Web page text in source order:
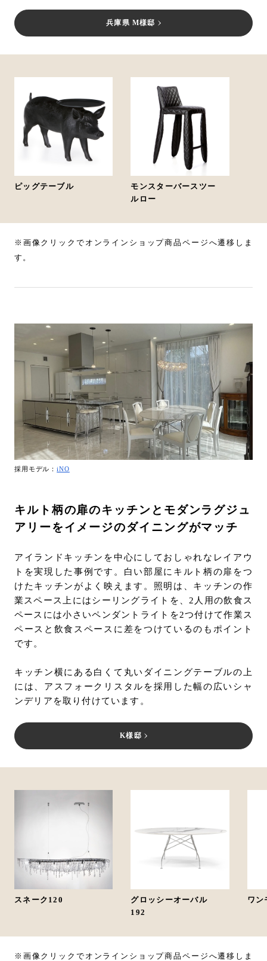
兵庫県 M様邸
ピッグテーブル
モンスターバースツー
ルロー
※画像クリックでオンラインショップ商品ページへ遷移しま
す。
採用モデル：iNO
キルト柄の扉のキッチンとモダンラグジュ
アリーをイメージのダイニングがマッチ
アイランドキッチンを中心にしておしゃれなレイアウ
トを実現した事例です。白い部屋にキルト柄の扉をつ
けたキッチンがよく映えます。照明は、キッチンの作
業スペース上にはシーリングライトを、2人用の飲食ス
ペースには小さいペンダントライトを2つ付けて作業ス
ペースと飲食スペースに差をつけているのもポイント
です。
キッチン横にある白くて丸いダイニングテーブルの上
には、アスフォークリスタルを採用した幅の広いシャ
ンデリアを取り付けています。
K様邸
スネーク120
グロッシーオーバル
192
ワン
※画像クリックでオンラインショップ商品ページへ遷移しま